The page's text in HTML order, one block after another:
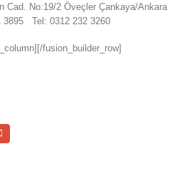
Cad. No:19/2 Öveçler Çankaya/Ankara
3895 Tel: 0312 232 3260
fusion_builder_row]